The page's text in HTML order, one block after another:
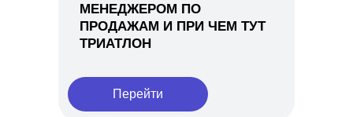
МЕНЕДЖЕРОМ ПО
ПРОДАЖАМ И ПРИ ЧЕМ ТУТ
ТРИАТЛОН
Перейти